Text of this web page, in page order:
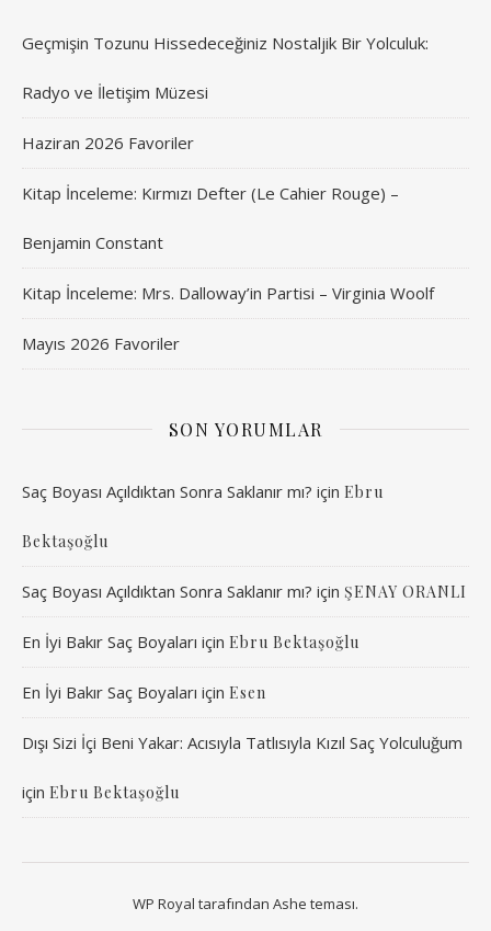
Geçmişin Tozunu Hissedeceğiniz Nostaljik Bir Yolculuk:
Radyo ve İletişim Müzesi
Haziran 2026 Favoriler
Kitap İnceleme: Kırmızı Defter (Le Cahier Rouge) –
Benjamin Constant
Kitap İnceleme: Mrs. Dalloway’in Partisi – Virginia Woolf
Mayıs 2026 Favoriler
SON YORUMLAR
Saç Boyası Açıldıktan Sonra Saklanır mı? için Ebru
Bektaşoğlu
Saç Boyası Açıldıktan Sonra Saklanır mı? için ŞENAY ORANLI
En İyi Bakır Saç Boyaları için Ebru Bektaşoğlu
En İyi Bakır Saç Boyaları için Esen
Dışı Sizi İçi Beni Yakar: Acısıyla Tatlısıyla Kızıl Saç Yolculuğum
için Ebru Bektaşoğlu
WP Royal tarafından Ashe teması.